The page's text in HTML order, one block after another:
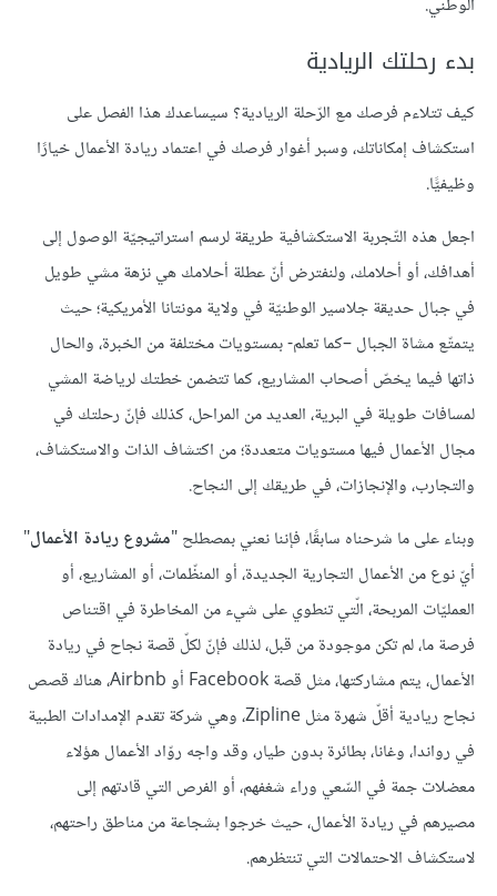
الوطني.
بدء رحلتك الريادية
كيف تتلاءم فرصك مع الرّحلة الريادية؟ سيساعدك هذا الفصل على
استكشاف إمكاناتك، وسبر أغوار فرصك في اعتماد ريادة الأعمال خيارًا
وظيفيًّا.
اجعل هذه التّجربة الاستكشافية طريقة لرسم استراتيجيّة الوصول إلى
أهدافك، أو أحلامك، ولنفترض أنّ عطلة أحلامك هي نزهة مشي طويل
في جبال حديقة جلاسير الوطنيّة في ولاية مونتانا الأمريكية؛ حيث
يتمتّع مشاة الجبال –كما تعلم- بمستويات مختلفة من الخبرة، والحال
ذاتها فيما يخصّ أصحاب المشاريع، كما تتضمن خطتك لرياضة المشي
لمسافات طويلة في البرية، العديد من المراحل، كذلك فإنّ رحلتك في
مجال الأعمال فيها مستويات متعددة؛ من اكتشاف الذات والاستكشاف،
والتجارب، والإنجازات، في طريقك إلى النجاح.
وبناء على ما شرحناه سابقًا، فإننا نعني بمصطلح "مشروع ريادة الأعمال"
أيّ نوع من الأعمال التجارية الجديدة، أو المنظّمات، أو المشاريع، أو
العمليّات المربحة، الّتي تنطوي على شيء من المخاطرة في اقتناص
فرصة ما، لم تكن موجودة من قبل، لذلك فإنّ لكلّ قصة نجاح في ريادة
الأعمال، يتم مشاركتها، مثل قصة Facebook أو Airbnb، هناك قصص
نجاح ريادية أقلّ شهرة مثل Zipline، وهي شركة تقدم الإمدادات الطبية
في رواندا، وغانا، بطائرة بدون طيار، وقد واجه روّاد الأعمال هؤلاء
معضلات جمة في السّعي وراء شغفهم، أو الفرص التي قادتهم إلى
مصيرهم في ريادة الأعمال، حيث خرجوا بشجاعة من مناطق راحتهم،
لاستكشاف الاحتمالات التي تنتظرهم.